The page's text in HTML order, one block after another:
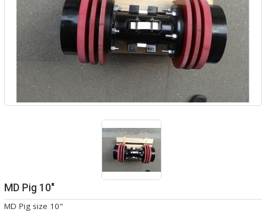
MD Pig 10"
MD Pig size 10"
MOTOR - ĐỘNG CƠ ĐIỆN
VALVE - VAN CÔNG NGHIỆP
FLOWMETER - LƯU LƯỢNG
KẾ CÔNG NGHIỆP
HOSES - ỐNG MỀM CÔNG
PUMPS - MÁY BƠM CÔNG
EQUIPMENT - MÁY CÔNG
NGHIỆP